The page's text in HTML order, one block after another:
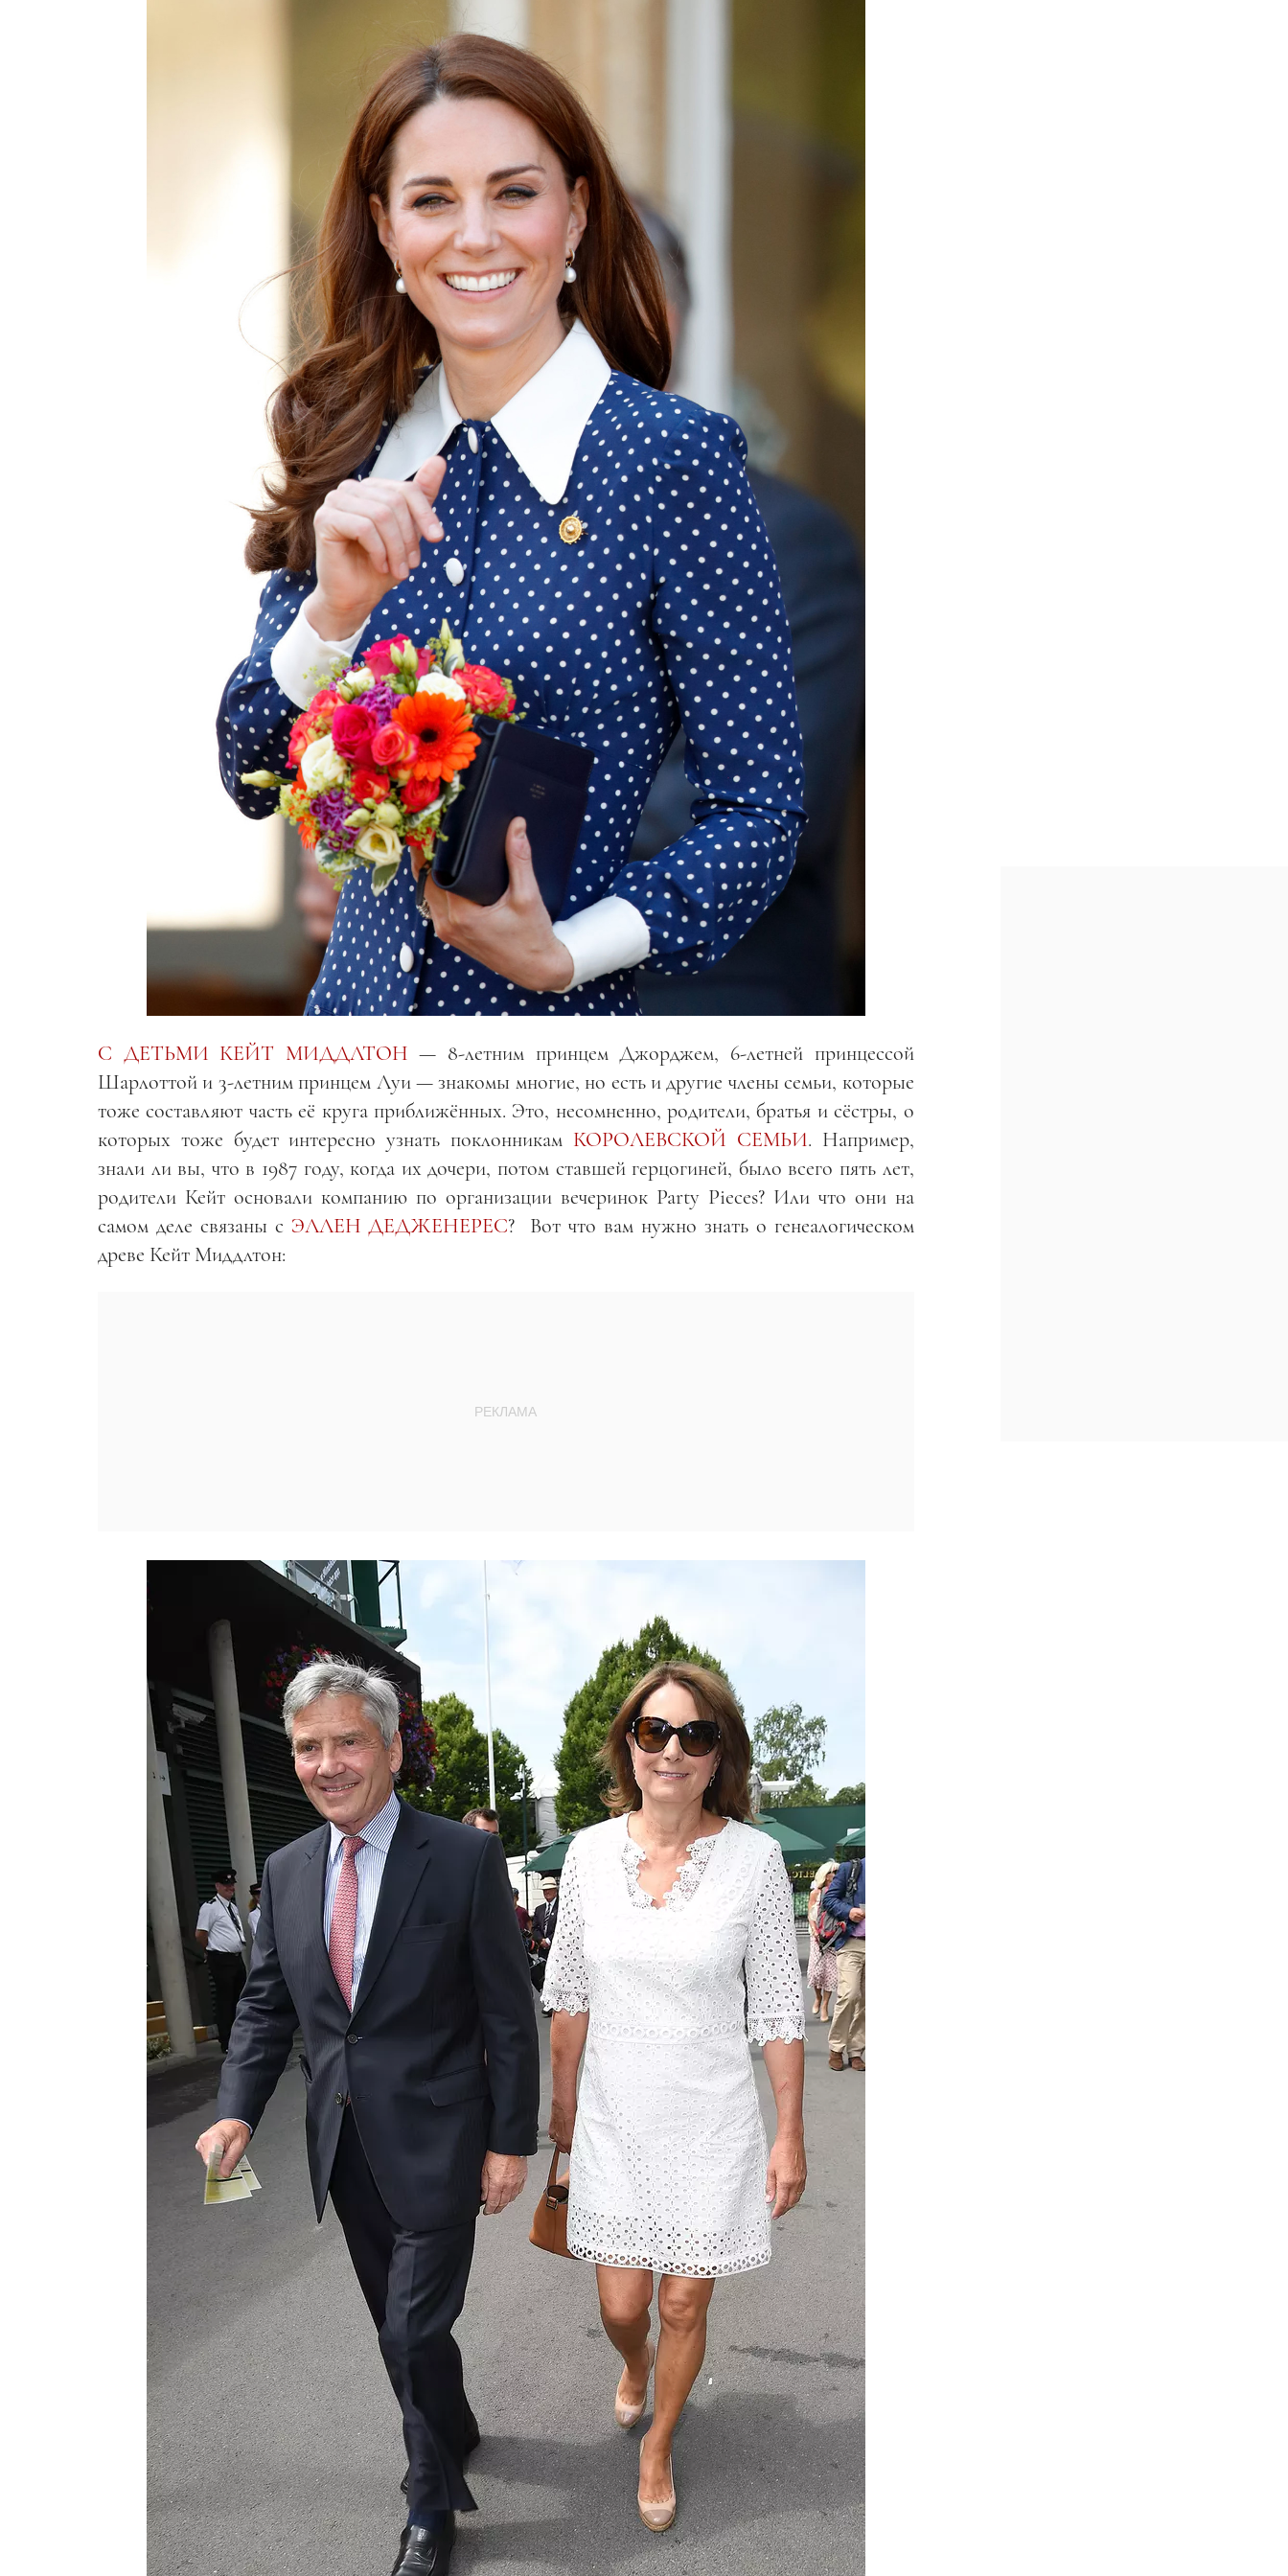
С ДЕТЬМИ КЕЙТ МИДДЛТОН — 8-летним принцем Джорджем, 6-летней принцессой
Шарлоттой и 3-летним принцем Луи — знакомы многие, но есть и другие члены семьи, которые
тоже составляют часть её круга приближённых. Это, несомненно, родители, братья и сёстры, о
которых тоже будет интересно узнать поклонникам КОРОЛЕВСКОЙ СЕМЬИ. Например,
знали ли вы, что в 1987 году, когда их дочери, потом ставшей герцогиней, было всего пять лет,
родители Кейт основали компанию по организации вечеринок Party Pieces? Или что они на
самом деле связаны с ЭЛЛЕН ДЕДЖЕНЕРЕС? Вот что вам нужно знать о генеалогическом
древе Кейт Миддлтон: